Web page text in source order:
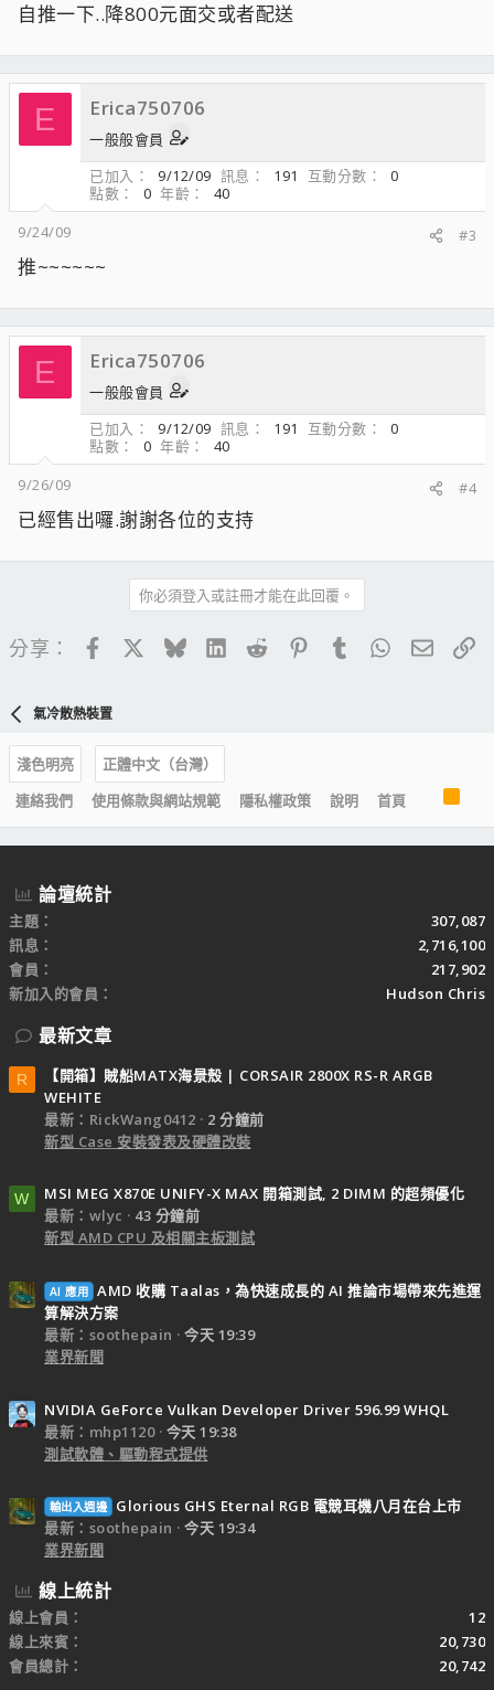
自推一下..降800元面交或者配送
E Erica750706
一般般會員
已加入
9/12/09 訊息 191 互動分數
0
點數
0 年齡
40
9/24/09
#3
推~~~~~~
E Erica750706
一般般會員
已加入
9/12/09 訊息 191 互動分數
0
點數
0 年齡
40
9/26/09
#4
已經售出囉.謝謝各位的支持
你必須登入或註冊才能在此回覆。
分享： FacebookBlueskyLinkedIn
Reddit PinterestTumblrWhatsApp
電子
氣冷散熱裝置
淺色明亮
正體中文（台灣）
連絡我們
使用條款與網站規範 隱私權政策 說明 首頁
S
論壇統計
主題
307,087
訊息
2,716,100
會員
217,902
新加入的會員
Hudson Chris
最新文章
R
【開箱】賊船MATX海景殼 | CORSAIR 2800X RS-R ARGB
WEHITE
最新：RickWang0412
2 分鐘前
新型 Case 安裝發表及硬體改裝
W
MSI MEG X870E UNIFY-X MAX 開箱測試, 2 DIMM 的超頻優化
最新：wlyc
43 分鐘前
新型 AMD CPU 及相關主板測試
AI 應用 AMD 收購 Taalas，為快速成長的 AI 推論市場帶來先進運
算解決方案
最新：soothepain
今天 19:39
業界新聞
NVIDIA GeForce Vulkan Developer Driver 596.99 WHQL
最新：mhp1120
今天 19:38
測試軟體、驅動程式提供
輸出入週邊
Glorious GHS Eternal RGB 電競耳機八月在台上市
最新：soothepain
今天 19:34
業界新聞
線上統計
線上會員
12
線上來賓
20,730
會員總計
20,742